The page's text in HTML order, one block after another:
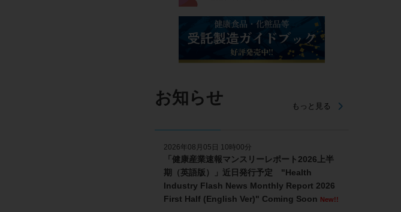
お知らせ もっと見る
2026年08月05日 10時00分
「健康産業速報マンスリーレポート2026上半
期（英語版）」近日発行予定 "Health
Industry Flash News Monthly Report 2026
First Half (English Ver)" Coming Soon New!!